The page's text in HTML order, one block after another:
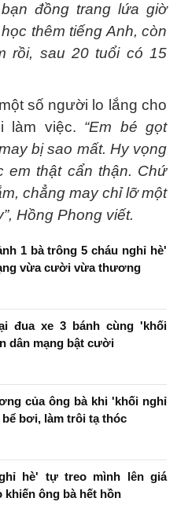
đồng trang lứa giờ
thêm tiếng Anh, còn
rồi, sau 20 tuổi có 15
số người lo lắng cho
làm việc. “Em bé gọt
bị sao mất. Hy vọng
em thật cẩn thận. Chứ
chẳng may chỉ lỡ một
Hồng Phong viết.
1 bà trông 5 cháu nghỉ hè'
vừa cười vừa thương
đua xe 3 bánh cùng 'khối
dân mạng bật cười
của ông bà khi 'khối nghỉ
bể bơi, làm trôi tạ thóc
hè' tự treo mình lên giá
khiến ông bà hết hồn